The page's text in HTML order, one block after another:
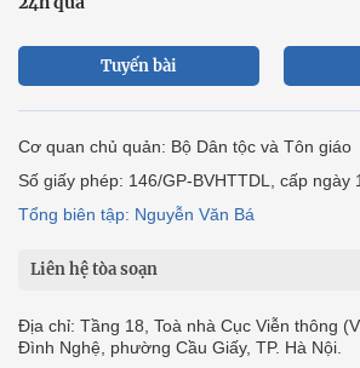
Tuyến bài
Cơ quan chủ quản: Bộ Dân tộc và Tôn giáo
Số giấy phép: 146/GP-BVHTTDL, cấp ngày
Tổng biên tập: Nguyễn Văn Bá
Liên hệ tòa soạn
Địa chỉ: Tầng 18, Toà nhà Cục Viễn thông
Đình Nghệ, phường Cầu Giấy, TP. Hà Nội.